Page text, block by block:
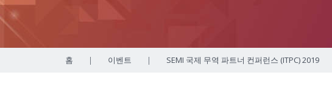
홈 | 이벤트 | SEMI 국제 무역 파트너 컨퍼런스 (ITPC) 2019